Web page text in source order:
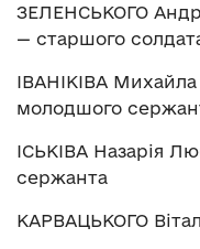
ЗЕЛЕНСЬКОГО
— старшого
ІВАНІКІВА
молодшого
ІСЬКІВА Назарія
сержанта
КАРВАЦЬКОГО